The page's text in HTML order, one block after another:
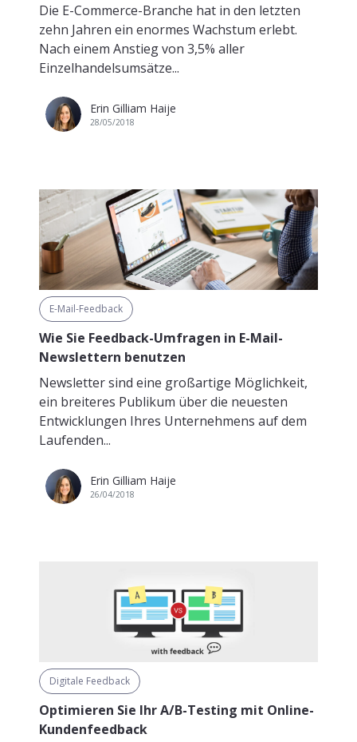
Die E-Commerce-Branche hat in den letzten
zehn Jahren ein enormes Wachstum erlebt.
Nach einem Anstieg von 3,5% aller
Einzelhandelsumsätze...
Erin Gilliam Haije
28/05/2018
E-Mail-Feedback
Wie Sie Feedback-Umfragen in E-Mail-
Newslettern benutzen
Newsletter sind eine großartige Möglichkeit,
ein breiteres Publikum über die neuesten
Entwicklungen Ihres Unternehmens auf dem
Laufenden...
Erin Gilliam Haije
26/04/2018
Digitale Feedback
Optimieren Sie Ihr A/B-Testing mit Online-
Kundenfeedback